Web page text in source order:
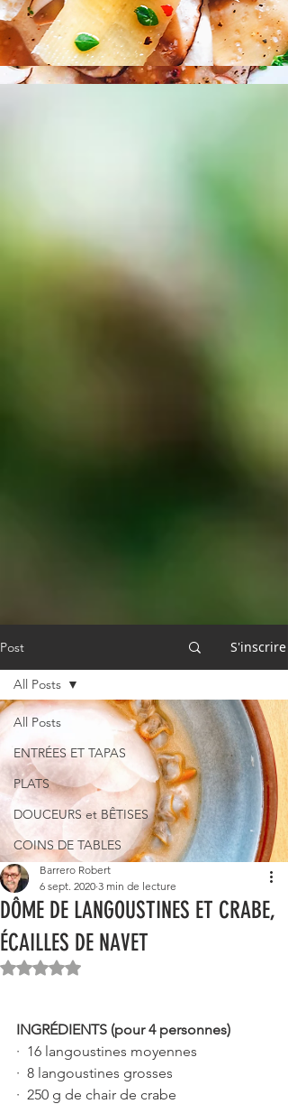
Post S'inscrire
All Posts
ENTRÉES ET TAPAS
PLATS
DOUCEURS et BÊTISES
COINS DE TABLES
All Posts
DÔME DE LANGOUSTINES ET CRABE,
ÉCAILLES DE NAVET
Barrero Robert
6 sept. 2020 3 min de lecture
Noté NaN étoiles sur 5.
INGRÉDIENTS (pour 4 personnes)
·  16 langoustines moyennes
·  8 langoustines grosses
·  250 g de chair de crabe